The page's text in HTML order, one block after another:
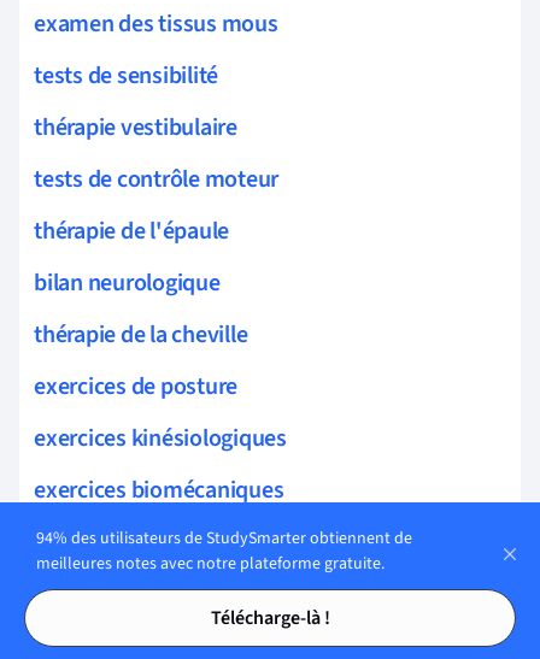
Tables des matières
Tables des matières
examen des tissus mous
tests de sensibilité
thérapie vestibulaire
tests de contrôle moteur
thérapie de l'épaule
bilan neurologique
thérapie de la cheville
exercices de posture
exercices kinésiologiques
exercices biomécaniques
exercices de stabilisation
exercices fonctionnels
exercices d'étirement
94% des utilisateurs de StudySmarter obtiennent de
meilleures notes avec notre plateforme gratuite.
Télécharge-là !